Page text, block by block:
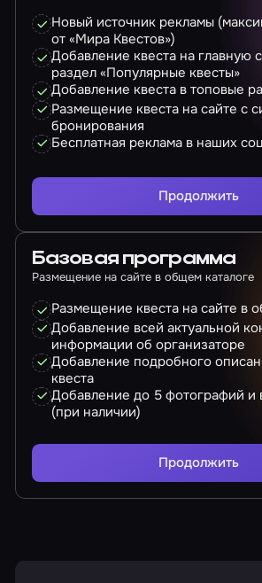
Новый источник рекламы
от «Мира Квестов»)
Добавление квеста на главную
раздел «Популярные квесты»
Добавление квеста в топовые
Размещение квеста на сайте с
бронирования
Бесплатная реклама в наших
Продолжить
Базовая программа
Размещение на сайте в общем каталоге
Размещение квеста на сайте в
Добавление всей актуальной
информации об организаторе
Добавление подробного
квеста
Добавление до 5 фотографий и
(при наличии)
Продолжить